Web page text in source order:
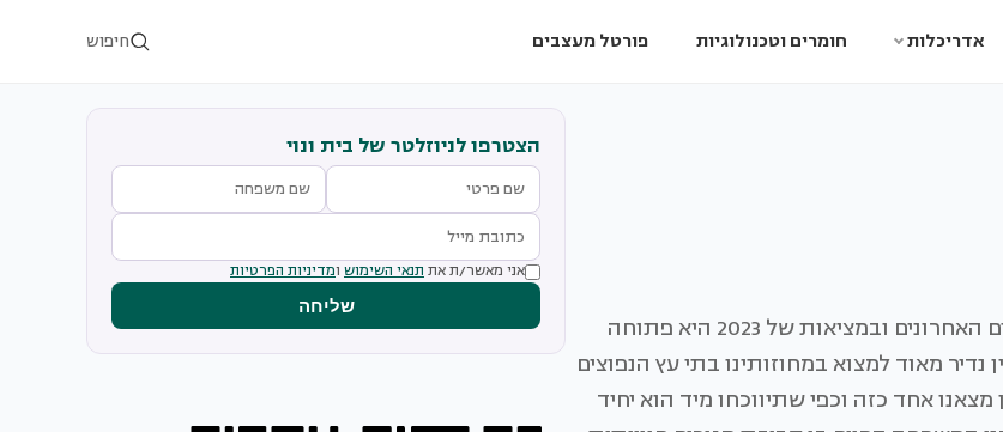
אדריכלות חומרים וטכנולוגיות פורטל מעצבים חיפוש
האדריכלות הישראלית עברה כברת דרך של ממש בעשורים האחרונים ובמציאות של 2023 היא פתוחה
מאוד למצוא במחוזותינו בתי עץ הנפוצים
אחד כזה וכפי שתיווכחו מיד הוא יחיד
הצטרפו לניוזלטר של בית ונוי
אני מאשר/ת את תנאי השימוש ומדיניות הפרטיות
שליחה